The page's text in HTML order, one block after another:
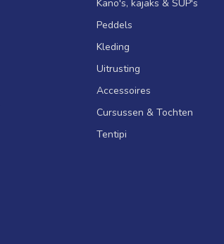
Kano's, kajaks & SUP's
Peddels
Kleding
Uitrusting
Accessoires
Cursussen & Tochten
Tentipi